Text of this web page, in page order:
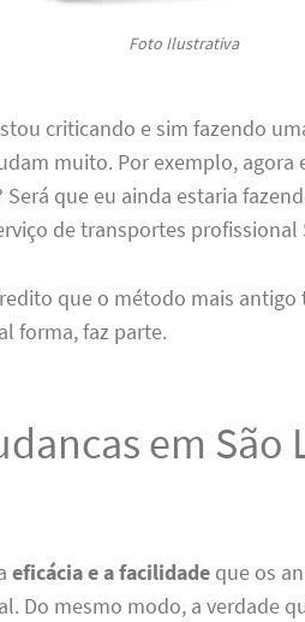
Foto Ilustrativa
criticando e sim fazendo
muito. Por exemplo, agora
que eu ainda estaria
de transportes profissional
que o método mais
forma, faz parte.
em São
eficácia e a facilidade que os
Do mesmo modo, a verdade